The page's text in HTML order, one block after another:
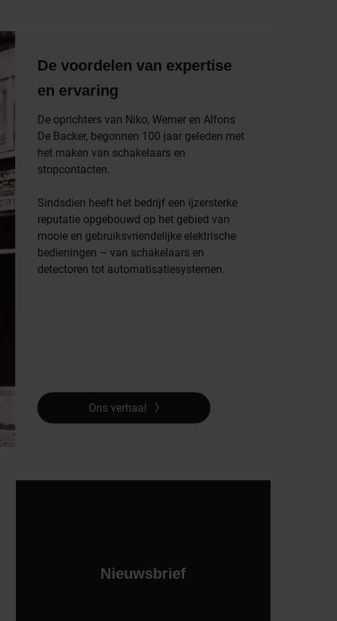
De voordelen van expertise
en ervaring
De oprichters van Niko, Werner en Alfons
De Backer, begonnen 100 jaar geleden met
het maken van schakelaars en
stopcontacten.
Sindsdien heeft het bedrijf een ijzersterke
reputatie opgebouwd op het gebied van
mooie en gebruiksvriendelijke elektrische
bedieningen – van schakelaars en
detectoren tot automatisatiesystemen.
Ons verhaal
Nieuwsbrief